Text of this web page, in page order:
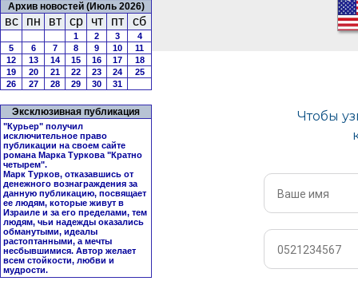
Архив новостей (Июль 2026)
вс пн вт ср чт пт сб
1 2 3
4
5
6 7 8 9 10
11
12
13 14 15 16 17
18
19
20 21 22 23 24
25
26
27 28 29 30 31
Эксклюзивная публикация
"Курьер" получил
исключительное право
публикации на своем сайте
романа Марка Туркова "Кратно
четырем".
Марк Турков, отказавшись от
денежного вознаграждения за
данную публикацию, посвящает
ее людям, которые живут в
Израиле и за его пределами, тем
людям, чьи надежды оказались
обманутыми, идеалы
растоптанными, а мечты
несбывшимися. Автор желает
всем стойкости, любви и
мудрости.